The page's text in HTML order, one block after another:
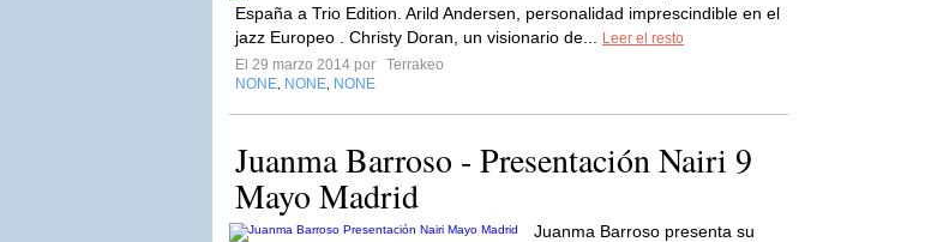
España a Trio Edition. Arild Andersen, personalidad imprescindible en el
jazz Europeo . Christy Doran, un visionario de...
Leer el resto
El 29 marzo 2014 por
Terrakeo
NONE NONE NONE
Juanma Barroso - Presentación Nairi 9
Mayo Madrid
Juanma Barroso presenta su